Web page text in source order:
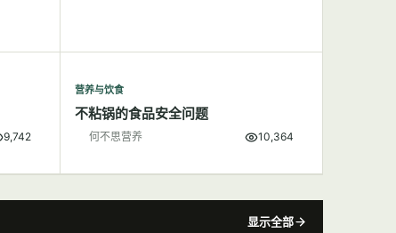
9,742
营养与饮食
不粘锅的食品安全问题
何不思营养 10,364
显示全部